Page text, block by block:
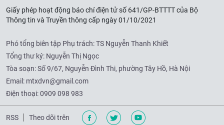
Giấy phép hoạt động báo chí điện tử số 641/GP-BTTTT của Bộ
Thông tin và Truyền thông cấp ngày 01/10/2021
Phó tổng biên tập Phụ trách: TS Nguyễn Thanh Khiết
Tổng thư ký: Nguyễn Thị Ngọc
Tòa soạn:Số 9/67, Nguyễn Đình Thi, phường Tây Hồ, Hà Nội
Email: mtxdvn@gmail.com
Điện thoại:0909 098 983
RSS Theo dõi trên